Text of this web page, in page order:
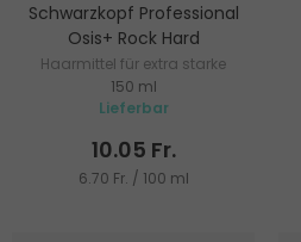
Schwarzkopf Professional
Osis+ Rock Hard
Haarmittel für extra starke
Fixierung, Definition und Form
150 ml
Lieferbar
10.05 Fr.
6.70 Fr. / 100 ml